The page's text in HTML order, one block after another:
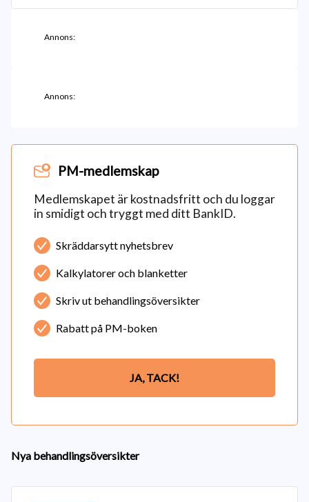
Annons:
Annons:
PM-medlemskap
Medlemskapet är kostnadsfritt och du loggar
in smidigt och tryggt med ditt BankID.
Skräddarsytt nyhetsbrev
Kalkylatorer och blanketter
Skriv ut behandlingsöversikter
Rabatt på PM-boken
JA, TACK!
Nya behandlingsöversikter